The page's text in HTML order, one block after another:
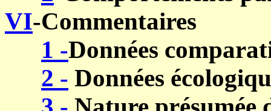
VI-Commentaires
1 -Données
2 - Données